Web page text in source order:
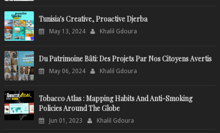
Tunisia's Creative, Proactive Djerba
May 13, 2024 Khalil Gdoura
Du Patrimoine Bâti: Des Projets Par Nos Citoyens Avertis
May 06, 2024 Khalil Gdoura
Tobacco Atlas : Mapping Habits And Anti-Smoking
Policies Around The Globe
Jun 01, 2023 Khalil Gdoura